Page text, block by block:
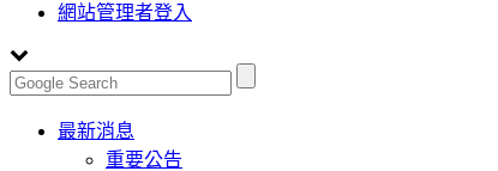
網站管理者登入
Toggle
navigation
最新消息
重要公告